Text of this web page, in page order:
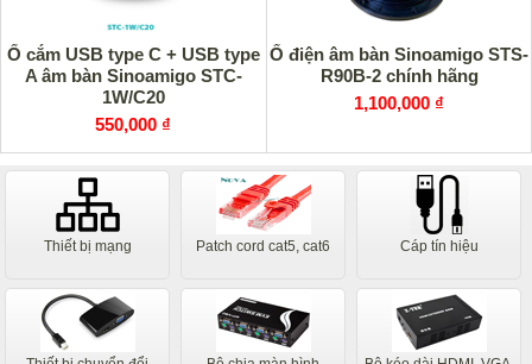
Ổ cắm USB type C + USB type
A âm bàn Sinoamigo STC-
1W/C20
550,000 ₫
Ổ điện âm bàn Sinoamigo STS-
R90B-2 chính hãng
1,100,000 ₫
Thiết bị mạng Patch cord cat5, cat6 Cáp tín hiệu